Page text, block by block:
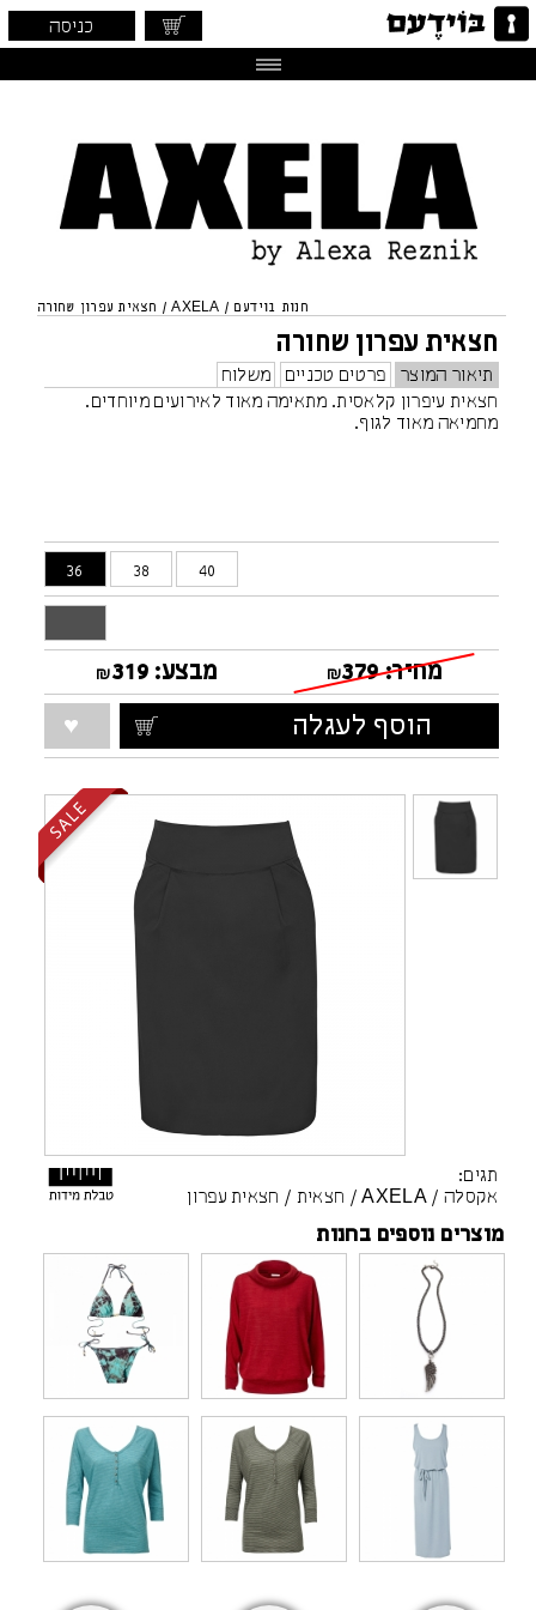
כניסה
חנות בוידעם /
AXELA
/ חצאית עפרון שחורה
חצאית עפרון שחורה
תיאור המוצר פרטים טכניים
משלוח
חצאית עיפרון קלאסית. מתאימה מאוד לאירועים מיוחדים.
מחמיאה מאוד לגוף.
36 38 40
מחיר: ₪379 מבצע: ₪319
הוסף לעגלה
תגים:
אקסלה /
AXELA
/ חצאית / חצאית עפרון
מוצרים נוספים בחנות